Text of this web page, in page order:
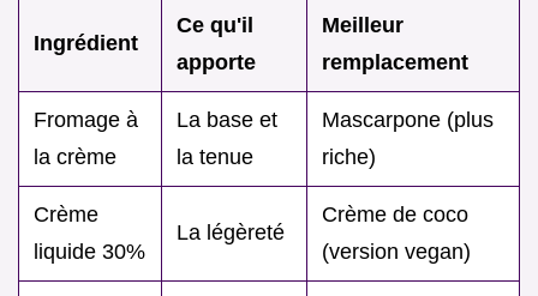
Ingrédient
Ce qu'il
apporte
Meilleur
remplacement
Fromage à
la crème
La base et
la tenue
Mascarpone (plus
riche)
Crème
liquide 30%
La légèreté
Crème de coco
(version vegan)